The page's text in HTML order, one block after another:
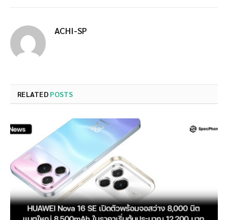
ACHI-SP
RELATED POSTS